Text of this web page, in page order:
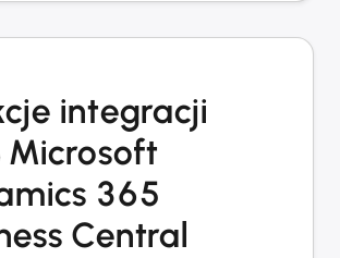
integracji
Microsoft
365
Central